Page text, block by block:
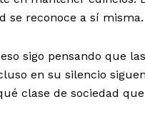
se reconoce a sí
sigo pensando que
en su silencio
clase de sociedad